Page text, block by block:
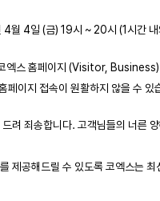
월 4일 (금) 19시 ~ 20시 (1시간 내
엑스 홈페이지 (Visitor, Business)
페이지 접속이 원활하지 않을 수 있
려 죄송합니다. 고객님들의 너른 양
제공해드릴 수 있도록 코엑스는 최